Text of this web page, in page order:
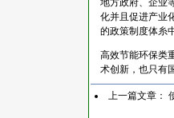
地方政府、企业
化并且促进产业
的政策制度体糸
高效节能环保类
术创新，也只有
上一篇文章：